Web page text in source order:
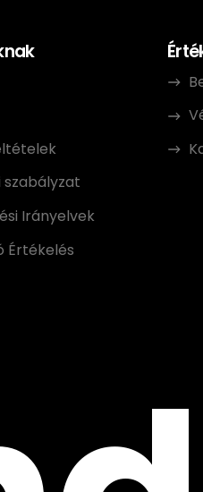
szabályzat
Irányelvek
Értékelés